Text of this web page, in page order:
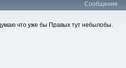
Сообщение
что уже бы Правых тут небылобы.